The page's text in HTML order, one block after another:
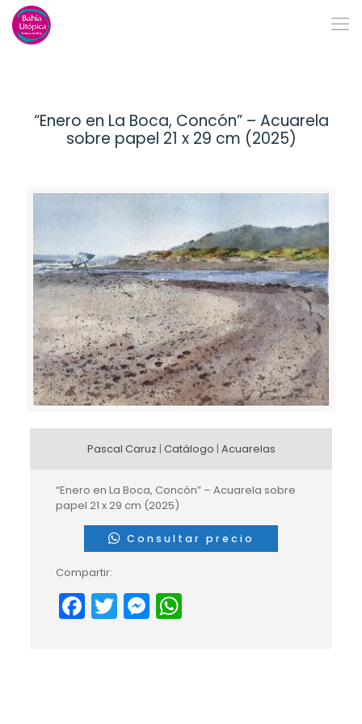
“Enero en La Boca, Concón” – Acuarela
sobre papel 21 x 29 cm (2025)
Pascal Caruz | Catálogo | Acuarelas
“Enero en La Boca, Concón” – Acuarela sobre
papel 21 x 29 cm (2025)
Consultar precio
Compartir:
Facebook
TwitterMessenger
WhatsApp